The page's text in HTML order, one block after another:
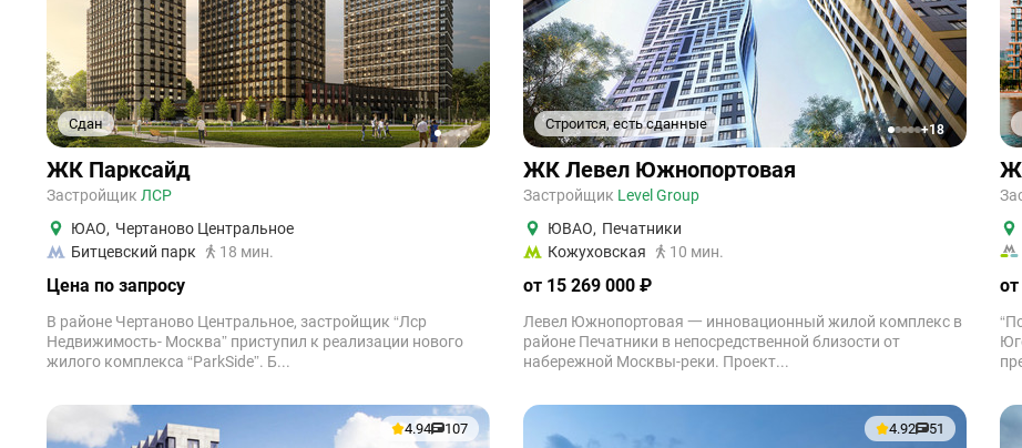
Сдан
12345
ЖК Парксайд
Застройщик ЛСР
ЮАО, Чертаново Центральное
Битцевский парк
18 мин.
Цена по запросу
В районе Чертаново Центральное, застройщик “Лср
Недвижимость- Москва” приступил к реализации нового
жилого комплекса “ParkSide”. Б...
Строится, есть сданные
12345+18
ЖК Левел Южнопортовая
Застройщик Level Group
ЮВАО, Печатники
Кожуховская
10 мин.
от 15 269 000 ₽
Левел Южнопортовая 一 инновационный жилой комплекс в
районе Печатники в непосредственной близости от
набережной Москвы-реки. Проект...
4.94 107 4.92 51